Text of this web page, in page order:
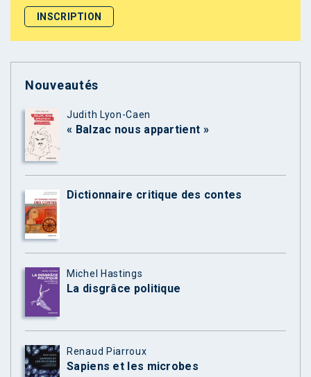
Nouveautés
Judith Lyon-Caen
« Balzac nous appartient »
Dictionnaire critique des contes
Michel Hastings
La disgrâce politique
Renaud Piarroux
Sapiens et les microbes